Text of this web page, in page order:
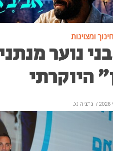
חינוך ומצוינות
נוער
היוקרתי
/ נתניה נט